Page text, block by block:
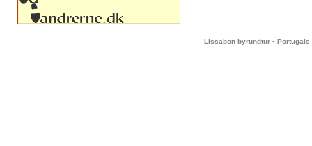
Lissabon byrundtur - Portugals